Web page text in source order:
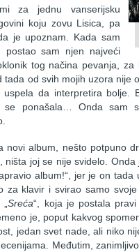
za jednu vanserijsku
koju zovu Lisica, pa
je upoznam. Kada sam
postao sam njen najveći
tog načina pevanja,
tada od svih mojih uzora nije
uspela da interpretira bolje.
se ponašala… Onda sam
novi album, nešto potpuno
ništa joj se nije svidelo. Onda
album!“, jer je on tada
za klavir i svirao samo
„Sreća“, koja je postala
je, poput kakvog
jedan svet nade, ali niko
Međutim,